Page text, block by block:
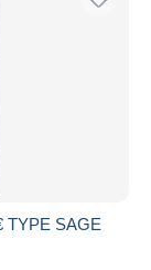
TYPE SAGE